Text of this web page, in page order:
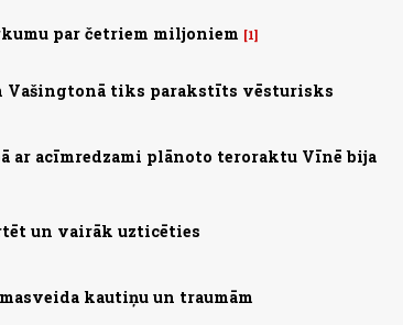
par četriem miljoniem 1
Vašingtonā tiks parakstīts vēsturisks
ar acīmredzami plānoto teroraktu Vīnē bija
un vairāk uzticēties
kautiņu un traumām